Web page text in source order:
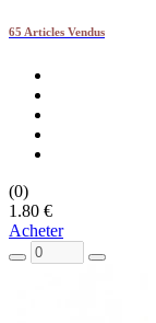
65 Articles Vendus
(0)
1.80 €
Acheter